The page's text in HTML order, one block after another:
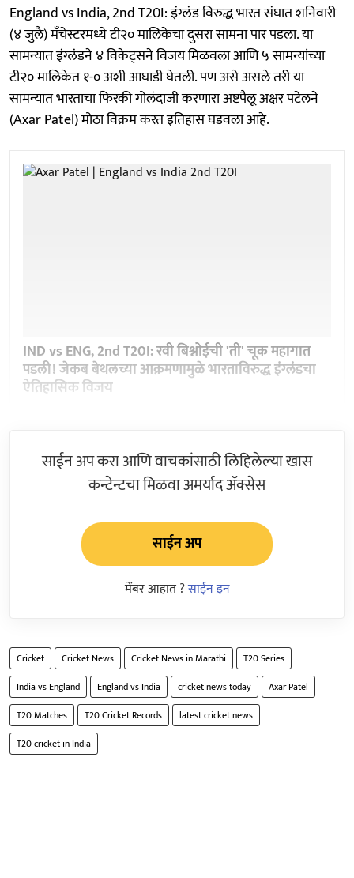
England vs India, 2nd T20I: इंग्लंड विरुद्ध भारत संघात शनिवारी
(४ जुलै) मँचेस्टरमध्ये टी२० मालिकेचा दुसरा सामना पार पडला. या
सामन्यात इंग्लंडने ४ विकेट्सने विजय मिळवला आणि ५ सामन्यांच्या
टी२० मालिकेत १-० अशी आघाडी घेतली. पण असे असले तरी या
सामन्यात भारताचा फिरकी गोलंदाजी करणारा अष्टपैलू अक्षर पटेलने
(Axar Patel) मोठा विक्रम करत इतिहास घडवला आहे.
IND vs ENG, 2nd T20I: रवी बिश्नोईची 'ती' चूक महागात
पडली! जेकब बेथलच्या आक्रमणामुळे भारताविरुद्ध इंग्लंडचा
ऐतिहासिक विजय
साईन अप करा आणि वाचकांसाठी लिहिलेल्या खास
कन्टेन्टचा मिळवा अमर्याद ॲक्सेस
साईन अप
मेंबर आहात ?साईन इन
Cricket Cricket News Cricket News in Marathi
T20 Series
India vs England
England vs India cricket news today
Axar Patel
T20 Matches
T20 Cricket Records
latest cricket news
T20 cricket in India